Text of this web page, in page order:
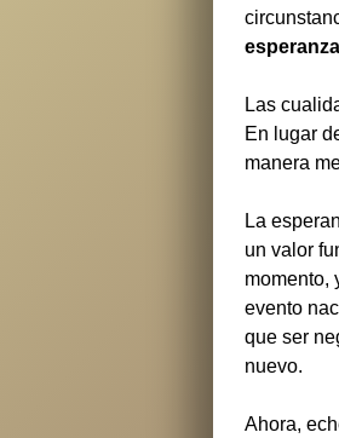
esperanza
Las
En lugar
manera
La
un valor
momento,
evento
que ser
nuevo.
Ahora,